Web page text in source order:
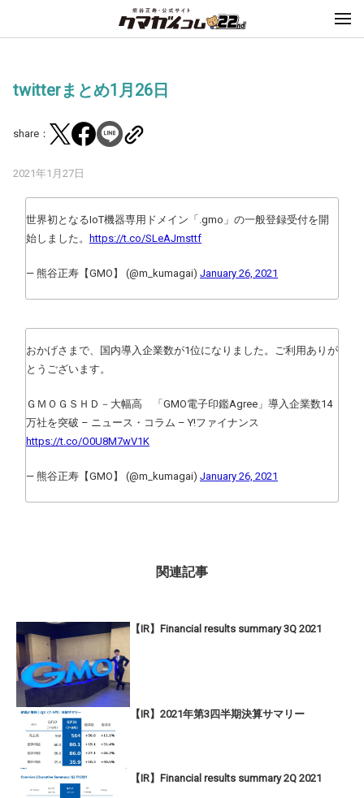
twitterまとめ1月26日
share：
2021年1月27日
世界初となるIoT機器専用ドメイン「.gmo」の一般登録受付を開
始しました。
https://t.co/SLeAJmsttf
— 熊谷正寿【GMO】 (@m_kumagai) January 26, 2021
おかげさまで、国内導入企業数が1位になりました。ご利用ありが
とうございます。
ＧＭＯＧＳＨＤ－大幅高 「GMO電子印鑑Agree」導入企業数14
万社を突破 – ニュース・コラム – Y!ファイナンス
https://t.co/O0U8M7wV1K
— 熊谷正寿【GMO】 (@m_kumagai) January 26, 2021
関連記事
【IR】Financial results summary 3Q 2021
【IR】2021年第3四半期決算サマリー
【IR】Financial results summary 2Q 2021